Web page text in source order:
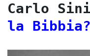
Carlo
la Bibbia?